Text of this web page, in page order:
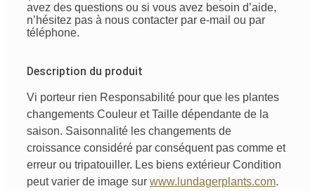
avez des questions ou si vous avez besoin d’aide,
n’hésitez pas à nous contacter par e-mail ou par
téléphone.
Description du produit
Vi porteur rien Responsabilité pour que les plantes
changements Couleur et Taille dépendante de la
saison. Saisonnalité les changements de
croissance considéré par conséquent pas comme et
erreur ou tripatouiller. Les biens extérieur Condition
peut varier de image sur www.lundagerplants.com.